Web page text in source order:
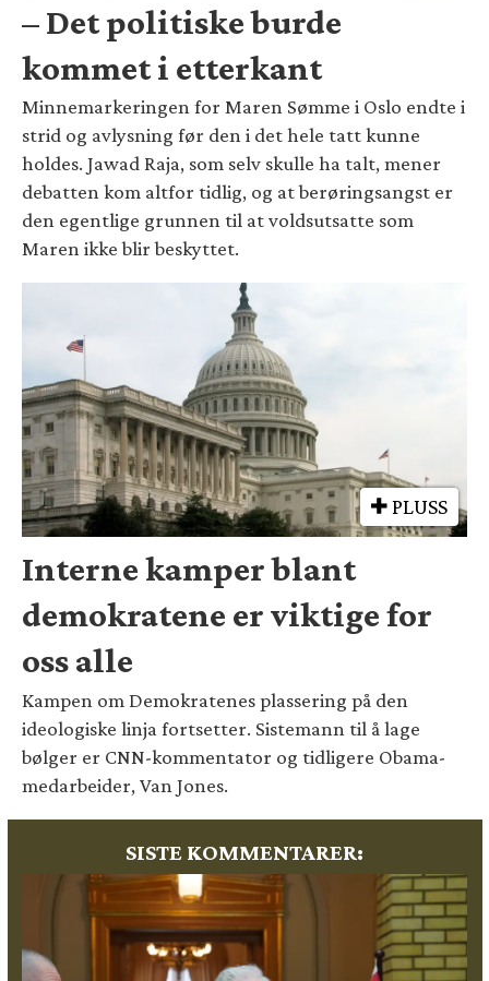
– Det politiske burde
kommet i etterkant
Minnemarkeringen for Maren Sømme i Oslo endte i
strid og avlysning før den i det hele tatt kunne
holdes. Jawad Raja, som selv skulle ha talt, mener
debatten kom altfor tidlig, og at berøringsangst er
den egentlige grunnen til at voldsutsatte som
Maren ikke blir beskyttet.
PLUSS
Interne kamper blant
demokratene er viktige for
oss alle
Kampen om Demokratenes plassering på den
ideologiske linja fortsetter. Sistemann til å lage
bølger er CNN-kommentator og tidligere Obama-
medarbeider, Van Jones.
SISTE KOMMENTARER: